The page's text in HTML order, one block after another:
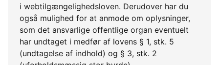
i webtilgængelighedsloven. Derudover har du
også mulighed for at anmode om oplysninger,
som det ansvarlige offentlige organ eventuelt
har undtaget i medfør af lovens § 1, stk. 5
(undtagelse af indhold) og § 3, stk. 2